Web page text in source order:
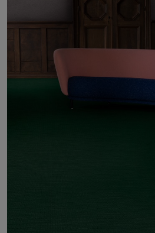
Image & Material Bank
Pattern Tile Tool